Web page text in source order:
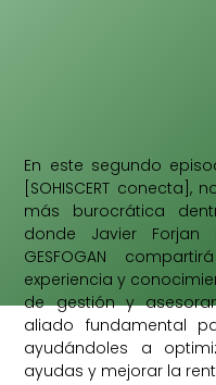
En este segundo
[SOHISCERT
más burocrática
donde Javier
GESFOGAN
experiencia y
de gestión y
aliado fundamental
ayudándoles a
ayudas y mejorar la